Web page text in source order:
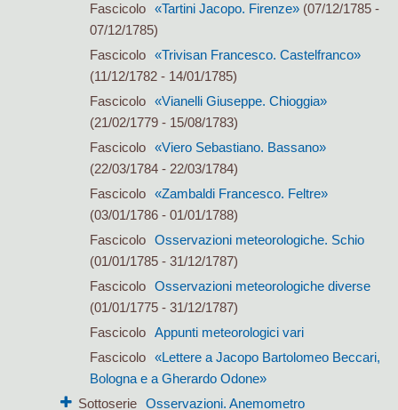
Fascicolo «Tartini Jacopo. Firenze»(07/12/1785 -
07/12/1785)
Fascicolo «Trivisan Francesco. Castelfranco»
(11/12/1782 - 14/01/1785)
Fascicolo «Vianelli Giuseppe. Chioggia»
(21/02/1779 - 15/08/1783)
Fascicolo «Viero Sebastiano. Bassano»
(22/03/1784 - 22/03/1784)
Fascicolo «Zambaldi Francesco. Feltre»
(03/01/1786 - 01/01/1788)
Fascicolo Osservazioni meteorologiche. Schio
(01/01/1785 - 31/12/1787)
Fascicolo Osservazioni meteorologiche diverse
(01/01/1775 - 31/12/1787)
Fascicolo Appunti meteorologici vari
Fascicolo «Lettere a Jacopo Bartolomeo Beccari,
Bologna e a Gherardo Odone»
Sottoserie
Osservazioni. Anemometro